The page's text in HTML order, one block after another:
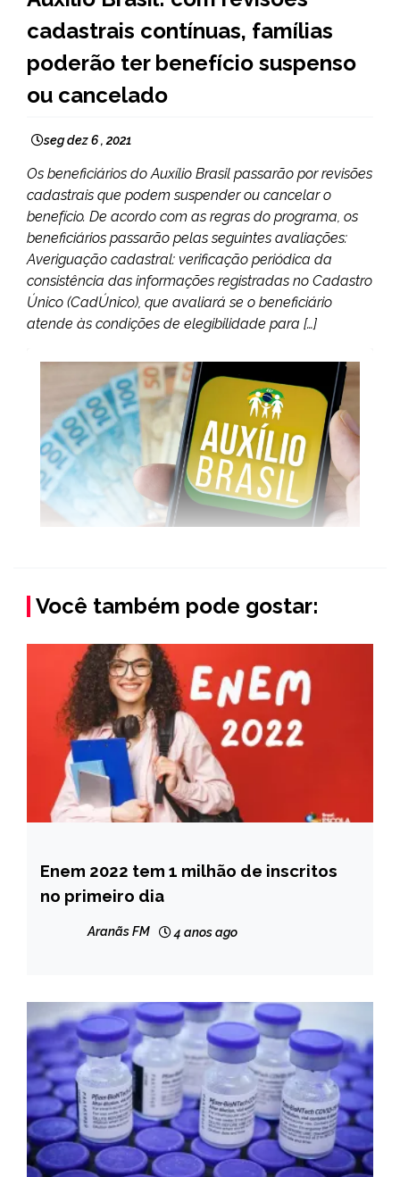
NOTÍCIAS
cadastrais contínuas, famílias
poderão ter benefício suspenso
ou cancelado
seg dez 6 , 2021
Os beneficiários do Auxílio Brasil passarão por revisões
cadastrais que podem suspender ou cancelar o
benefício. De acordo com as regras do programa, os
beneficiários passarão pelas seguintes avaliações:
Averiguação cadastral: verificação periódica da
consistência das informações registradas no Cadastro
Único (CadÚnico), que avaliará se o beneficiário
atende às condições de elegibilidade para […]
Você também pode gostar:
BRASIL
NOTÍCIAS
Enem 2022 tem 1 milhão de inscritos
no primeiro dia
Aranãs FM 4 anos ago